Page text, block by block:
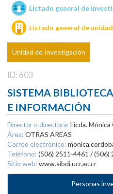
Unidades de
Listado general de
Listado general de
Unidad de Investigación
ID: 603
SISTEMA
E INFORMACIÓN
Director o directora: Licda. Mónica
Área: OTRAS AREAS
Correo electrónico:
Teléfono: (506) 2511-4461 / (506)
Sitio web: www.sibdi.ucr.ac.cr
Personas